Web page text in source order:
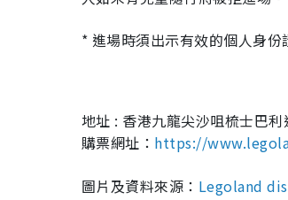
* 進場時須出示有效的個人身份
地址 : 香港九龍尖沙咀梳士巴
購票網址： https://
圖片及資料來源： Legoland